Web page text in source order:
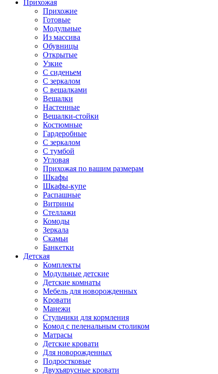
Прихожая
Прихожие
Готовые
Модульные
Из массива
Обувницы
Открытые
Узкие
С сиденьем
С зеркалом
С вешалками
Вешалки
Настенные
Вешалки-стойки
Костюмные
Гардеробные
С зеркалом
С тумбой
Угловая
Прихожая по вашим размерам
Шкафы
Шкафы-купе
Распашные
Витрины
Стеллажи
Комоды
Зеркала
Скамьи
Банкетки
Детская
Комплекты
Модульные детские
Детские комнаты
Мебель для новорожденных
Кровати
Манежи
Стульчики для кормления
Комод с пеленальным столиком
Матрасы
Детские кровати
Для новорожденных
Подростковые
Двухъярусные кровати